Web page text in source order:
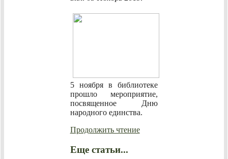
5 ноября в библиотеке
прошло мероприятие,
посвященное Дню
народного единства.
Продолжить чтение
Еще статьи...